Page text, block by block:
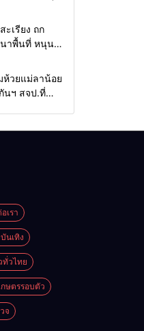
รอบรั้วทั่วไทย
เรียง ถก
นาพื้นที่ หนุน
รอบรั้วทั่วไทย
ห้วยแม่ลาน้อย
นฯ สจป.ที่
เรา
นเทิง
ทั่วไทย
กษตรรอบตัว
จ